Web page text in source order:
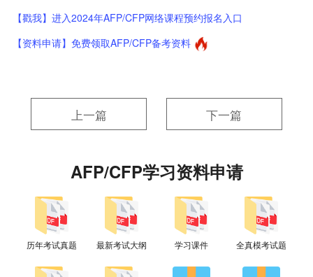
【戳我】进入2024年AFP/CFP网络课程预约报名入口
【资料申请】免费领取AFP/CFP备考资料
上一篇 下一篇
AFP/CFP学习资料申请
历年考试真题 最新考试大纲 学习课件 全真模考试题